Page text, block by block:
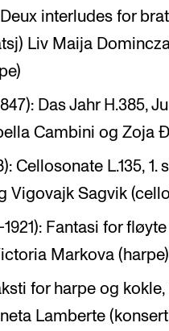
interludes for
Liv Maija
Das Jahr H.385,
Cambini og Zoja
Cellosonate L.135, 1.
Vigovajk Sagvik
Fantasi for
Markova (harpe)
for harpe og
Lamberte